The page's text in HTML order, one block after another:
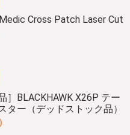
Cross Patch Laser Cut
］BLACKHAWK X26P テー
ター（デッドストック品）